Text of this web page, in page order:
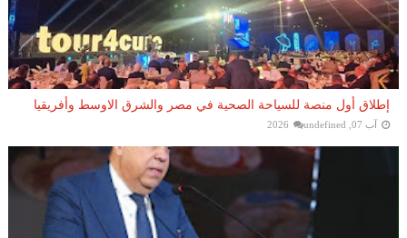
إطلاق أول منصة للسياحة الصحية في مصر والشرق الاوسط وأفريقيا
آب 07, 2026 undefined